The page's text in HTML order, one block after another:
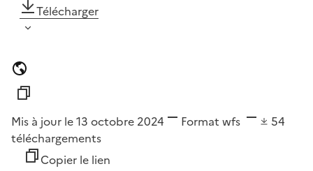
Télécharger
Mis à jour le 13 octobre 2024 Format wfs
54
téléchargements
Copier le lien